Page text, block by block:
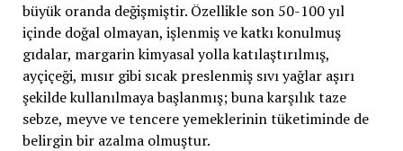
büyük oranda değişmiştir. Özellikle son 50-100 yıl
içinde doğal olmayan, işlenmiş ve katkı konulmuş
gıdalar, margarin kimyasal yolla katılaştırılmış,
ayçiçeği, mısır gibi sıcak preslenmiş sıvı yağlar aşırı
şekilde kullanılmaya başlanmış; buna karşılık taze
sebze, meyve ve tencere yemeklerinin tüketiminde de
belirgin bir azalma olmuştur.